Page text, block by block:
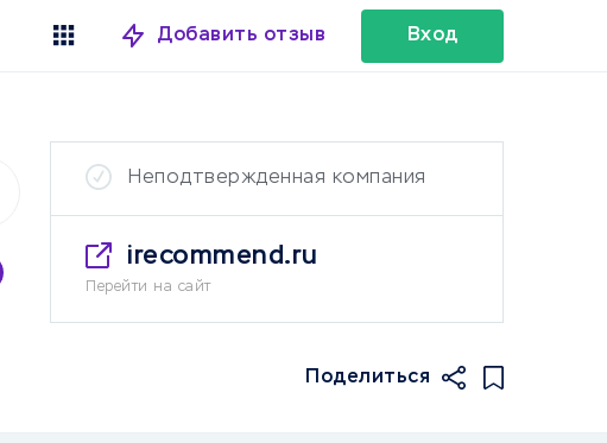
Добавить отзыв Вход
Неподтвержденная компания
irecommend.ru
Перейти на сайт
Поделиться